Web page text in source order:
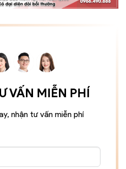
VẤN MIỄN PHÍ
nhận tư vấn miễn phí